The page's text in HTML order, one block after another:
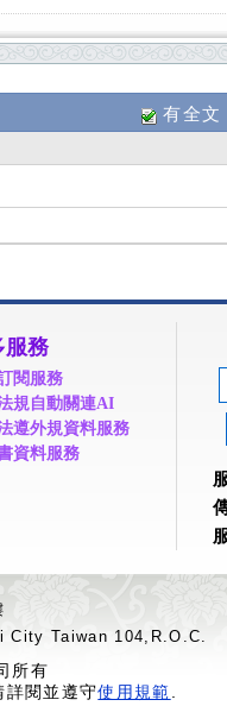
有全文
服務
閱服務
規自動關連AI
遵外規資料服務
資料服務
City Taiwan 104,R.O.C.
所有
詳閱並遵守使用規範